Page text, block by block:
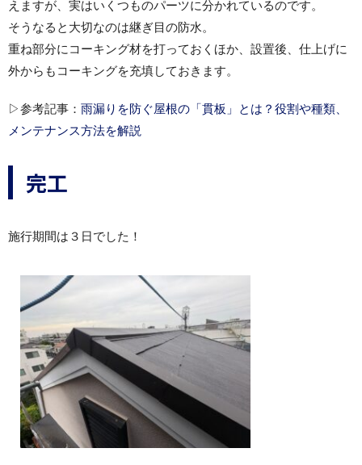
えますが、実はいくつものパーツに分かれているのです。
そうなると大切なのは継ぎ目の防水。
重ね部分にコーキング材を打っておくほか、設置後、仕上げに
外からもコーキングを充填しておきます。
▷参考記事： 雨漏りを防ぐ屋根の「貫板」とは？役割や種類、
メンテナンス方法を解説
完工
施行期間は３日でした！